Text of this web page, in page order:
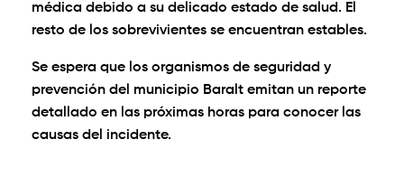
médica debido a su delicado estado de salud. El
resto de los sobrevivientes se encuentran estables.
Se espera que los organismos de seguridad y
prevención del municipio Baralt emitan un reporte
detallado en las próximas horas para conocer las
causas del incidente.